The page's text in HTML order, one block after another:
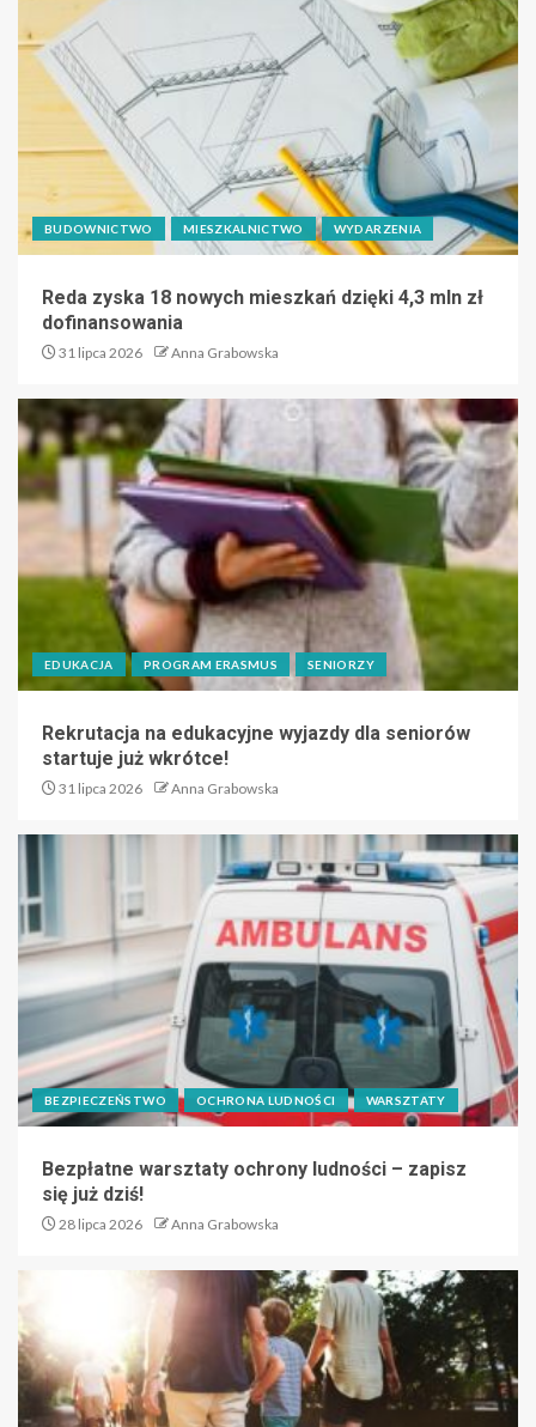
BUDOWNICTWO MIESZKALNICTWO WYDARZENIA
Reda zyska 18 nowych mieszkań dzięki 4,3 mln zł
dofinansowania
31 lipca 2026 Anna Grabowska
EDUKACJA PROGRAM ERASMUS SENIORZY
Rekrutacja na edukacyjne wyjazdy dla seniorów
startuje już wkrótce!
31 lipca 2026 Anna Grabowska
BEZPIECZEŃSTWO OCHRONA LUDNOŚCI WARSZTATY
Bezpłatne warsztaty ochrony ludności – zapisz
się już dziś!
28 lipca 2026 Anna Grabowska